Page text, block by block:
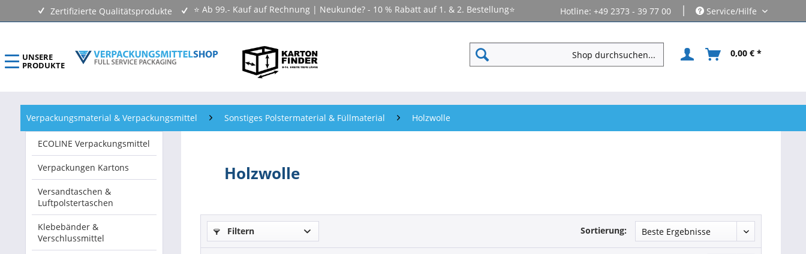
Zertifizierte Qualitätsprodukte ⭐ Ab 99.- Kauf auf Rechnung | Neukunde? - 10 % Rabatt auf 1. & 2. Bestellung⭐ Hotline: +49 2373 - 39 77 00 | Service/Hilfe
UNSERE
PRODUKTE
0,00 € *
ECOLINE Verpackungsmittel
Verpackungen Kartons
Versandtaschen & Luftpolstertaschen
Klebebänder & Verschlussmittel
Kennzeichnungsmittel & Etiketten
Beutel & Folien
Verpackungsmaterial & Verpackungsmittel Sonstiges Polstermaterial & Füllmaterial Holzwolle
ECOLINE Verpackungsmittel
Verpackungen Kartons
Versandtaschen &
Luftpolstertaschen
Klebebänder &
Verschlussmittel
Holzwolle
Filtern Sortierung: